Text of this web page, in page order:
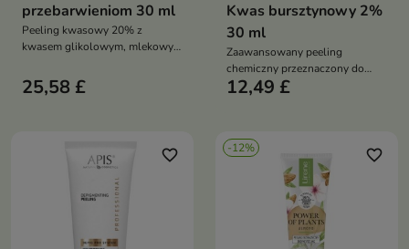
przebarwieniom 30 ml
Peeling kwasowy 20% z
kwasem glikolowym, mlekowym
kuracja rozjaśniająca
przebarwienia, wygładzająca
nierównym kolorytem, bliznami i
zmarszczkami
25,58 £
Kwas bursztynowy 2%
30 ml
Zaawansowany peeling
chemiczny przeznaczony do
powierzchniowej rewitalizacji
12,49 £
favorite_border -12% favorite_border